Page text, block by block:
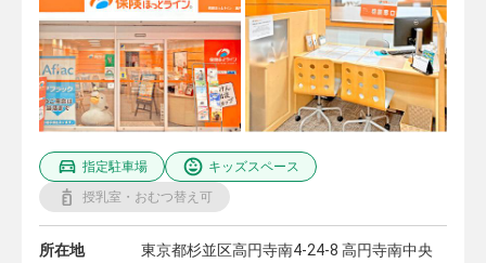
指定駐車場
キッズスペース
授乳室・おむつ替え可
所在地
東京都杉並区高円寺南4-24-8 高円寺南中央